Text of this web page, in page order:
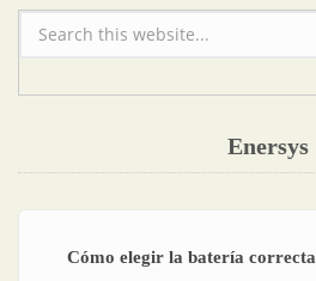
Formulario de búsqueda
Enersys
Cómo elegir la batería correcta